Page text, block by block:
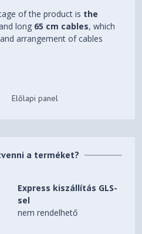
of the product is the
long 65 cm cables, which
arrangement of cables
Előlapi panel
a terméket?
Express kiszállítás GLS-
sel
nem rendelhető